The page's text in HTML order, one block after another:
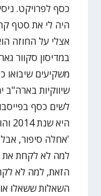
כסף לפרויקט.
היה לי את סטף
במדיסון סקוור
משקיעים שיבואו
שיווקיות בארה"ב
לשים כסף
'אחלה סיפור,
למה לא לקחת את
הזאת, למה לא
השאלות ששאלו